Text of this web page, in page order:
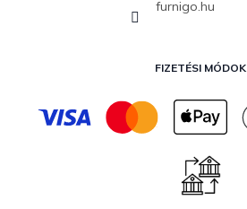
furnigo.hu
FIZETÉSI MÓDOK